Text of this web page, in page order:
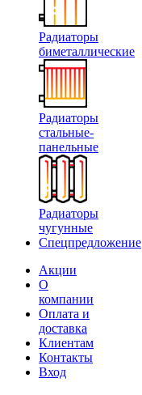
Радиаторы
биметаллические
Радиаторы
стальные-
панельные
Радиаторы
чугунные
Спецпредложение
Акции
О
компании
Оплата и
доставка
Клиентам
Контакты
Вход